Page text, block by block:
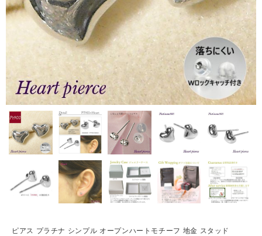
ピアス プラチナ シンプル オープンハートモチーフ 地金 スタッド